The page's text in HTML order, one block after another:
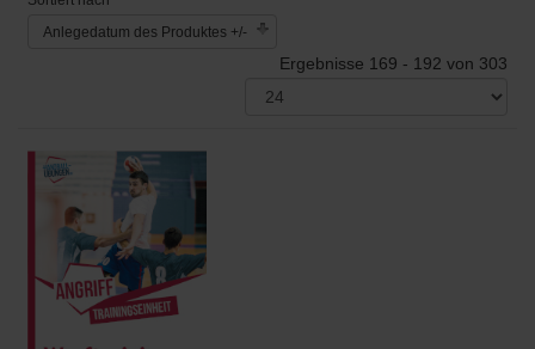
Anlegedatum des Produktes +/-
Ergebnisse 169 - 192 von 303